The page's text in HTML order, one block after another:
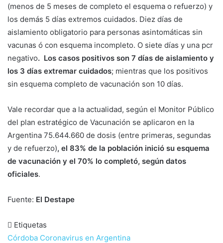
(menos de 5 meses de completo el esquema o refuerzo) y
los demás 5 días extremos cuidados. Diez días de
aislamiento obligatorio para personas asintomáticas sin
vacunas ó con esquema incompleto. O siete días y una pcr
negativo. Los casos positivos son 7 días de aislamiento y
los 3 días extremar cuidados; mientras que los positivos
sin esquema completo de vacunación son 10 días.
Vale recordar que a la actualidad, según el Monitor Público
del plan estratégico de Vacunación se aplicaron en la
Argentina 75.644.660 de dosis (entre primeras, segundas
y de refuerzo), el 83% de la población inició su esquema
de vacunación y el 70% lo completó, según datos
oficiales.
Fuente: El Destape
Etiquetas
Córdoba Coronavirus en Argentina